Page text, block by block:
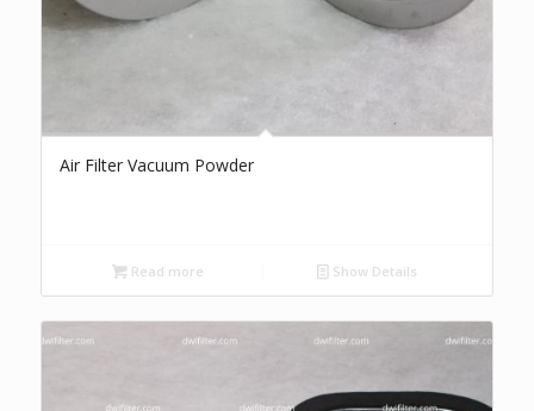
Air Filter Vacuum Powder
Read more Show Details